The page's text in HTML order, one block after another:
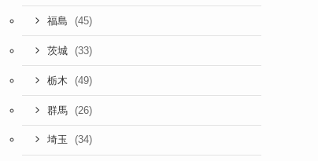
福島 (45)
茨城 (33)
栃木 (49)
群馬 (26)
埼玉 (34)